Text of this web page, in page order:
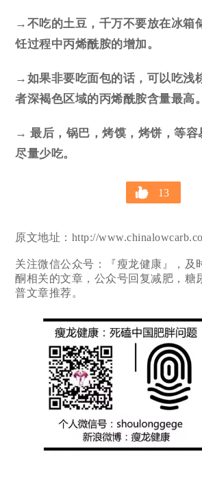
→不吃的土豆，千万不要放在冰箱
饪过程中丙烯酰胺的增加。
→如果非要吃面包的话，可以吃浅
者深褐色区域的丙烯酰胺含量最高。
→ 最后，锅巴，烤馍，烤饼，等容
尽量少吃。
13
原文地址：http://
关注微信公众号：『瘦龙健康』，及
酮相关的文章，公众号回复减肥，糖
普文章推荐。